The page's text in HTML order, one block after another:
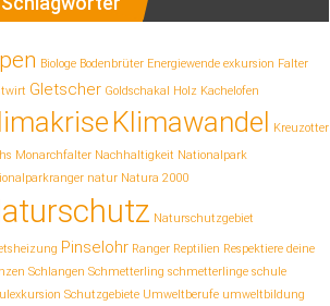
Biologe Bodenbrüter Energiewende exkursion Falter
Gletscher Goldschakal Holz Kachelofen
Klimawandel Kreuzotter
Monarchfalter Nachhaltigkeit Nationalpark
natur Natura 2000
Naturschutzgebiet
Pinselohr Ranger Reptilien Respektiere deine
Schlangen Schmetterling schmetterlinge schule
Schutzgebiete Umweltberufe umweltbildung